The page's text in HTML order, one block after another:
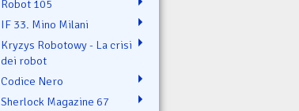
Robot 105
IF 33. Mino Milani
Kryzys Robotowy - La crisi
dei robot
Codice Nero
Sherlock Magazine 67